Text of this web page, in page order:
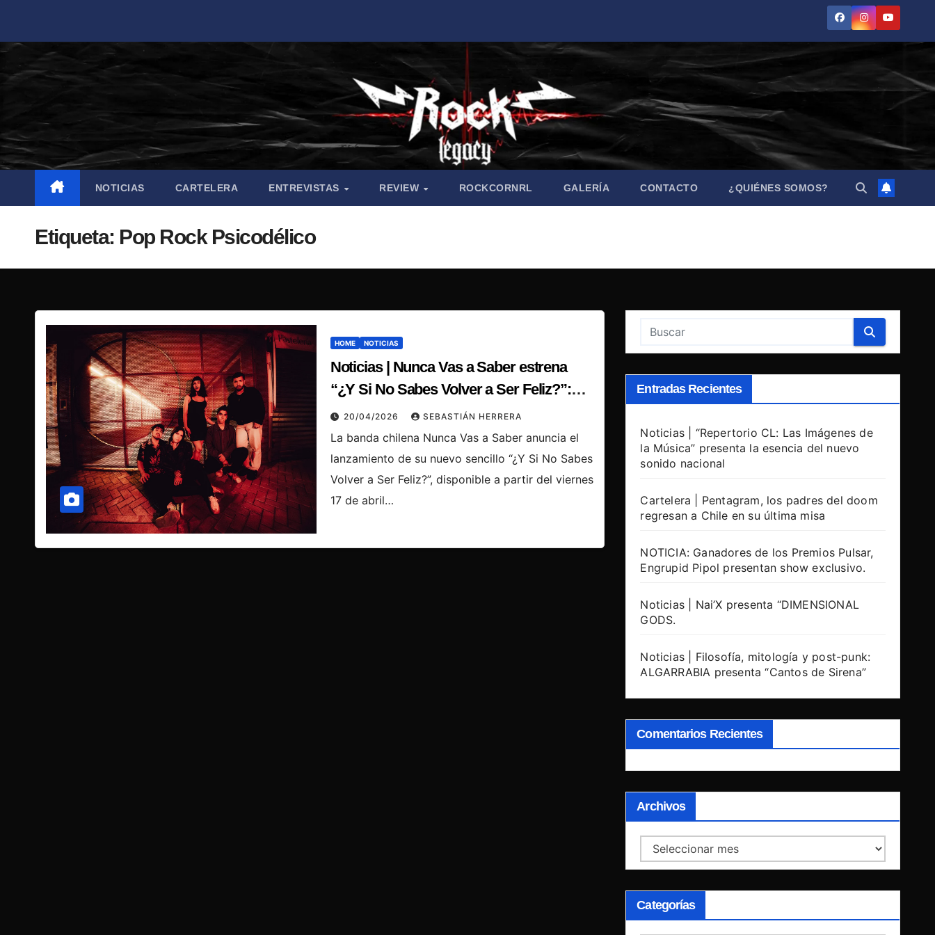
contenido
NOTICIAS CARTELERA ENTREVISTAS REVIEW ROCKCORNRL GALERÍA CONTACTO ¿QUIÉNES SOMOS?
Etiqueta: Pop Rock Psicodélico
HOME NOTICIAS
Noticias | Nunca Vas a Saber estrena
“¿Y Si No Sabes Volver a Ser Feliz?”:
una inmersión honesta en la ruptura y la
reconstrucción emocional
20/04/2026 SEBASTIÁN HERRERA
La banda chilena Nunca Vas a Saber anuncia el
lanzamiento de su nuevo sencillo “¿Y Si No Sabes
Volver a Ser Feliz?”, disponible a partir del viernes
17 de abril…
Entradas Recientes
Noticias | “Repertorio CL: Las Imágenes de
la Música” presenta la esencia del nuevo
sonido nacional
Cartelera | Pentagram, los padres del doom
regresan a Chile en su última misa
NOTICIA: Ganadores de los Premios Pulsar,
Engrupid Pipol presentan show exclusivo.
Noticias | Nai’X presenta “DIMENSIONAL
GODS.
Noticias | Filosofía, mitología y post-punk:
ALGARRABIA presenta “Cantos de Sirena”
Comentarios Recientes
Archivos
Archivos
Categorías